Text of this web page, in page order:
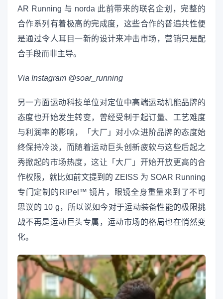
AR Running 与 norda 此前带来的联名企划，完整的
合作系列有着极高的完成度，这些合作的普遍共性便
是通过令人耳目一新的设计来冲击市场，营销只是配
合手段而非主导。
Via Instagram @soar_running
另一方面运动科技单位对定位中高端运动机能品牌的
态度也开始发生转变，曾经受制于起订量、工艺难度
与利润率的影响，「大厂」对小众进阶品牌的态度始
终保持冷淡，而随着运动巨头创新疲软与这些后起之
秀掀起的市场热度，这让「大厂」开始开放更高的合
作权限，就比如前文提到的 ZEISS 为 SOAR Running
专门定制的RiPel™ 镜片，眼镜全身重量来到了不可
思议的 10 g，所以说如今对于运动装备性能的极限挑
战不再是运动巨头专属，运动市场的格局也在悄然变
化。